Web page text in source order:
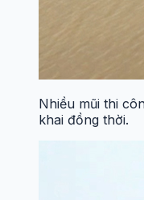
Nhiều mũi thi
khai đồng thời.